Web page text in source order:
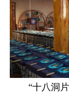
“十八洞片